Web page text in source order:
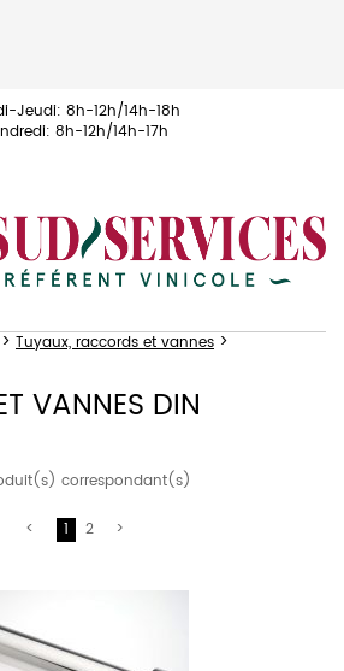
Jeudi: 8h-12h/14h-18h
8h-12h/14h-17h
> Tuyaux, raccords et vannes >
VANNES DIN
correspondant(s)
1 2